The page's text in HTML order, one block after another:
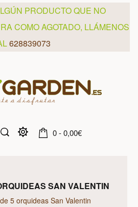
PRODUCTO QUE NO
COMO AGOTADO, LLÁMENOS
628839073
0 - 0,00€
SAN VALENTIN
5 orquideas San Valentin